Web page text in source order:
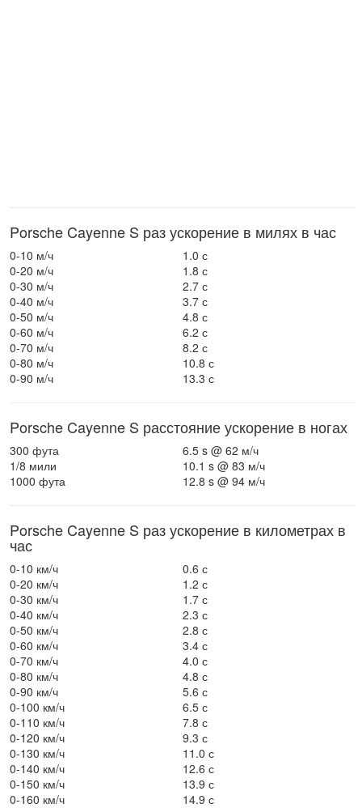
Porsche Cayenne S раз ускорение в милях в час
0-10 м/ч
1.0 с
0-20 м/ч
1.8 с
0-30 м/ч
2.7 с
0-40 м/ч
3.7 с
0-50 м/ч
4.8 с
0-60 м/ч
6.2 с
0-70 м/ч
8.2 с
0-80 м/ч
10.8 с
0-90 м/ч
13.3 с
Porsche Cayenne S расстояние ускорение в ногах
300 фута
6.5 s @ 62 м/ч
1/8 мили
10.1 s @ 83 м/ч
1000 фута
12.8 s @ 94 м/ч
Porsche Cayenne S раз ускорение в километрах в
час
0-10 км/ч
0.6 с
0-20 км/ч
1.2 с
0-30 км/ч
1.7 с
0-40 км/ч
2.3 с
0-50 км/ч
2.8 с
0-60 км/ч
3.4 с
0-70 км/ч
4.0 с
0-80 км/ч
4.8 с
0-90 км/ч
5.6 с
0-100 км/ч
6.5 с
0-110 км/ч
7.8 с
0-120 км/ч
9.3 с
0-130 км/ч
11.0 с
0-140 км/ч
12.6 с
0-150 км/ч
13.9 с
0-160 км/ч
14.9 с